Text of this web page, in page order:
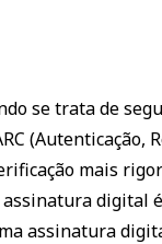
se trata de
(Autenticação,
mais
digital
assinatura